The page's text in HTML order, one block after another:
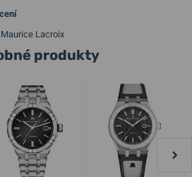
Maurice Lacroix
produkty